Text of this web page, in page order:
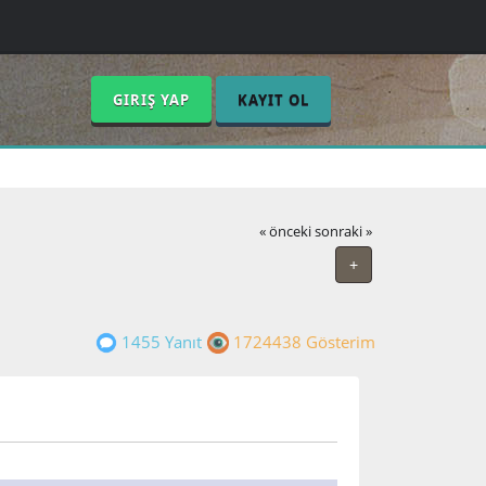
GIRIŞ YAP KAYIT OL
« önceki sonraki »
+
1455 Yanıt 1724438 Gösterim